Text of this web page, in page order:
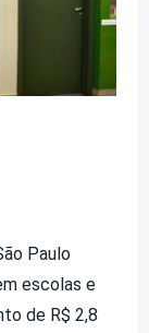
Paulo
escolas e
de R$ 2,8